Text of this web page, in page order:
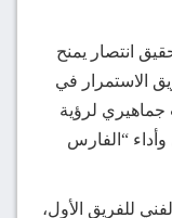
انتصار يمنح
الاستمرار في
لرؤية
“الفارس
للفريق الأول،